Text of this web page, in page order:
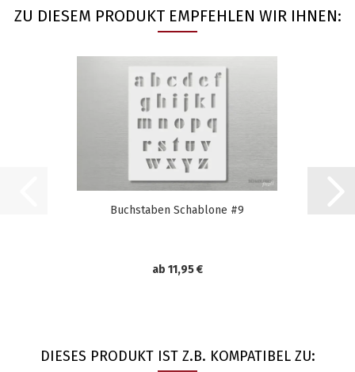
ZU DIESEM PRODUKT EMPFEHLEN WIR IHNEN:
Buchstaben Schablone #9
ab 11,95 €
DIESES PRODUKT IST Z.B. KOMPATIBEL ZU: